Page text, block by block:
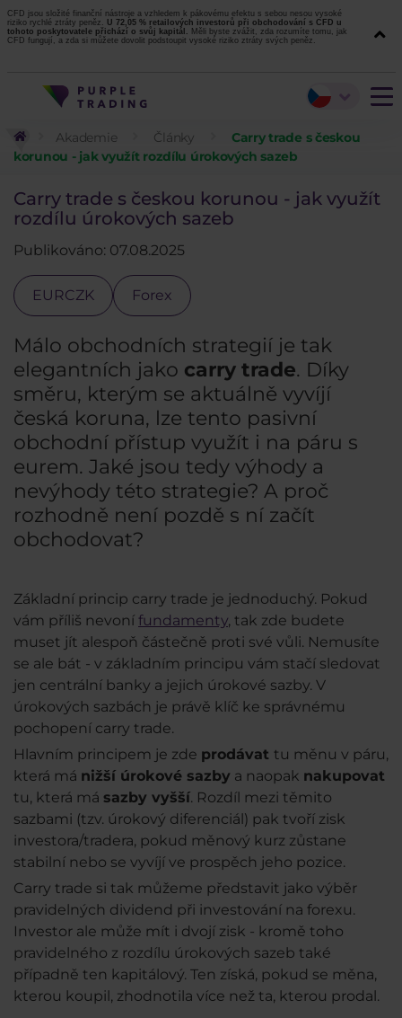
CFD jsou složité finanční nástroje a vzhledem k pákovému efektu s sebou nesou vysoké
riziko rychlé ztráty peněz. U 72,05 % retailových investorů při obchodování s CFD u
tohoto poskytovatele přichází o svůj kapitál. Měli byste zvážit, zda rozumíte tomu, jak
CFD fungují, a zda si můžete dovolit podstoupit vysoké riziko ztráty svých peněz.
Akademie Články
Carry trade s českou
korunou - jak využít rozdílu úrokových sazeb
Carry trade s českou korunou - jak využít
rozdílu úrokových sazeb
Publikováno: 07.08.2025
EURCZK Forex
Málo obchodních strategií je tak
elegantních jako carry trade. Díky
směru, kterým se aktuálně vyvíjí
česká koruna, lze tento pasivní
obchodní přístup využít i na páru s
eurem. Jaké jsou tedy výhody a
nevýhody této strategie? A proč
rozhodně není pozdě s ní začít
obchodovat?
Základní princip carry trade je jednoduchý. Pokud
vám příliš nevoní fundamenty, tak zde budete
muset jít alespoň částečně proti své vůli. Nemusíte
se ale bát - v základním principu vám stačí sledovat
jen centrální banky a jejich úrokové sazby. V
úrokových sazbách je právě klíč ke správnému
pochopení carry trade.
Hlavním principem je zde prodávat tu měnu v páru,
která má nižší úrokové sazby a naopak nakupovat
tu, která má sazby vyšší. Rozdíl mezi těmito
sazbami (tzv. úrokový diferenciál) pak tvoří zisk
investora/tradera, pokud měnový kurz zůstane
stabilní nebo se vyvíjí ve prospěch jeho pozice.
Carry trade si tak můžeme představit jako výběr
pravidelných dividend při investování na forexu.
Investor ale může mít i dvojí zisk - kromě toho
pravidelného z rozdílu úrokových sazeb také
případně ten kapitálový. Ten získá, pokud se měna,
kterou koupil, zhodnotila více než ta, kterou prodal.